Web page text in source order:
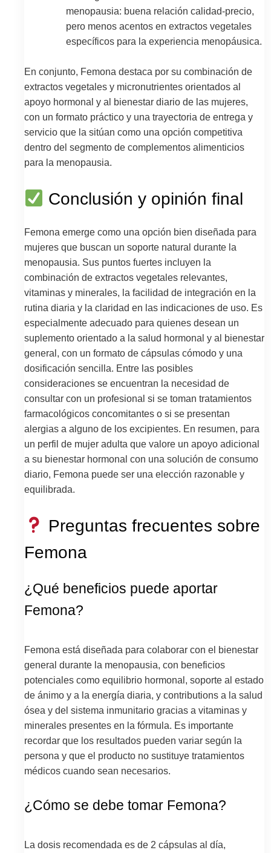
menopausia: buena relación calidad-precio,
pero menos acentos en extractos vegetales
específicos para la experiencia menopáusica.
En conjunto, Femona destaca por su combinación de
extractos vegetales y micronutrientes orientados al
apoyo hormonal y al bienestar diario de las mujeres,
con un formato práctico y una trayectoria de entrega y
servicio que la sitúan como una opción competitiva
dentro del segmento de complementos alimenticios
para la menopausia.
Conclusión y opinión final
Femona emerge como una opción bien diseñada para
mujeres que buscan un soporte natural durante la
menopausia. Sus puntos fuertes incluyen la
combinación de extractos vegetales relevantes,
vitaminas y minerales, la facilidad de integración en la
rutina diaria y la claridad en las indicaciones de uso. Es
especialmente adecuado para quienes desean un
suplemento orientado a la salud hormonal y al bienestar
general, con un formato de cápsulas cómodo y una
dosificación sencilla. Entre las posibles
consideraciones se encuentran la necesidad de
consultar con un profesional si se toman tratamientos
farmacológicos concomitantes o si se presentan
alergias a alguno de los excipientes. En resumen, para
un perfil de mujer adulta que valore un apoyo adicional
a su bienestar hormonal con una solución de consumo
diario, Femona puede ser una elección razonable y
equilibrada.
Preguntas frecuentes sobre
Femona
¿Qué beneficios puede aportar
Femona?
Femona está diseñada para colaborar con el bienestar
general durante la menopausia, con beneficios
potenciales como equilibrio hormonal, soporte al estado
de ánimo y a la energía diaria, y contributions a la salud
ósea y del sistema inmunitario gracias a vitaminas y
minerales presentes en la fórmula. Es importante
recordar que los resultados pueden variar según la
persona y que el producto no sustituye tratamientos
médicos cuando sean necesarios.
¿Cómo se debe tomar Femona?
La dosis recomendada es de 2 cápsulas al día,